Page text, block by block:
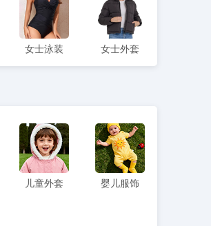
女士泳装 女士外套
儿童外套 婴儿服饰